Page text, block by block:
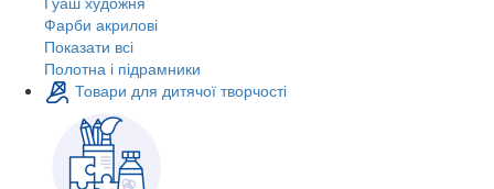
Фарби акрилові
Показати всі
Полотна і підрамники
Товари для дитячої творчості